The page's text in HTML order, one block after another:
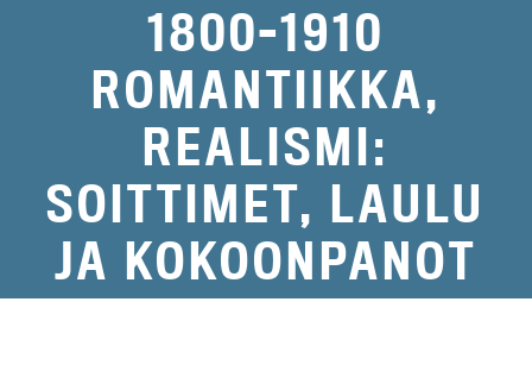
1800-1910
ROMANTIIKKA,
REALISMI:
SOITTIMET, LAULU
JA KOKOONPANOT